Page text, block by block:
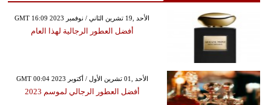
GMT 16:09 2023 الأحد ,19 تشرين الثاني / نوفمبر
أفضل العطور الرجالية لهذا العام
GMT 00:04 2023 الأحد ,01 تشرين الأول / أكتوبر
أفضل العطور الرجالي لموسم 2023